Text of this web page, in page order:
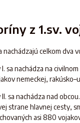
z 1.sv.
nachádzajú celkom
sa nachádza na
nemeckej,
sa nachádza nad
strane hlavnej cesty,
asi 880